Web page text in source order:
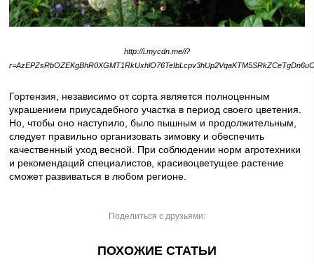
http://i.mycdn.me/i?
Гортензия, независимо от сорта является полноценным
украшением приусадебного участка в период своего цветения.
Но, чтобы оно наступило, было пышным и продолжительным,
следует правильно организовать зимовку и обеспечить
качественный уход весной. При соблюдении норм агротехники
и рекомендаций специалистов, красивоцветущее растение
сможет развиваться в любом регионе.
Поделиться с друзьями:
ПОХОЖИЕ СТАТЬИ